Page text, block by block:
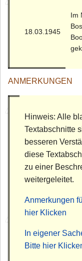
18.03.1945
Im
ANMERKUNGEN
Hinweis: Alle
Textabschnitte
besseren
diese
zu einer
weitergeleitet.
Anmerkungen
hier Klicken
In eigener
Bitte hier